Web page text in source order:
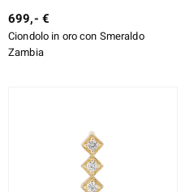
699,- €
Ciondolo in oro con Smeraldo
Zambia